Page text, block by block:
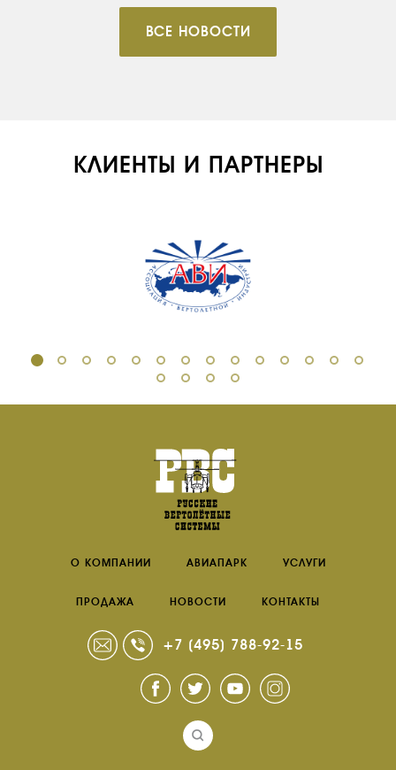
ВСЕ НОВОСТИ
КЛИЕНТЫ И ПАРТНЕРЫ
О КОМПАНИИ АВИАПАРК УСЛУГИ
ПРОДАЖА НОВОСТИ КОНТАКТЫ
+7 (495) 788-92-15